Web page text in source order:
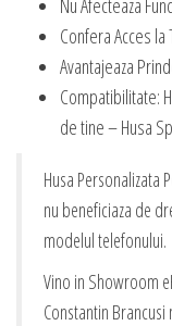
Confera Acces
Avantajeaza
Compatibilitate:
de tine – Husa
Husa Personalizata
nu beneficiaza de
modelul telefonului.
Vino in Showroom
Constantin